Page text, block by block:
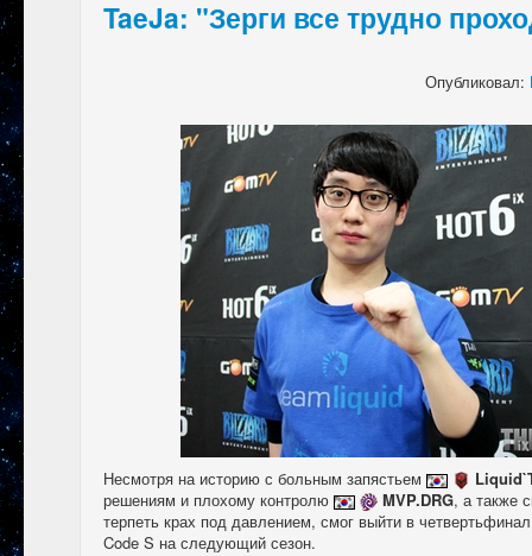
TaeJa: "Зерги все трудно
Опубликовал:
Несмотря на историю с больным запястьем
решениям и плохому контролю
MVP.DRG, а также
терпеть крах под давлением, смог выйти в
Code S на следующий сезон.